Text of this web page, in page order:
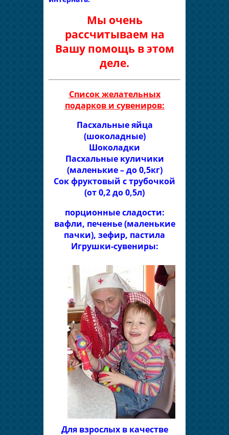
Мы очень
рассчитываем на
Вашу помощь в этом
деле.
Список желательных
подарков и сувениров:
Пасхальные яйца
(шоколадные)
Шоколадки
Пасхальные куличики
(маленькие – до 0,5кг)
Сок фруктовый с трубочкой
(от 0,2 до 0,5л)
порционные сладости:
вафли, печенье (маленькие
пачки), зефир, пастила
Игрушки-сувениры:
Для взрослых в качестве